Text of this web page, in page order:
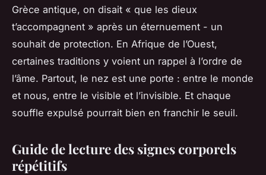
Grèce antique, on disait « que les dieux
t’accompagnent » après un éternuement - un
souhait de protection. En Afrique de l’Ouest,
certaines traditions y voient un rappel à l’ordre de
l’âme. Partout, le nez est une porte : entre le monde
et nous, entre le visible et l’invisible. Et chaque
souffle expulsé pourrait bien en franchir le seuil.
Guide de lecture des signes corporels
répétitifs